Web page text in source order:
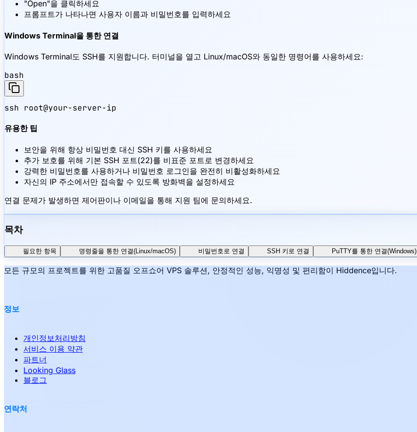
"Open"을 클릭하세요
프롬프트가 나타나면 사용자 이름과 비밀번호를 입력하세요
Windows Terminal을 통한 연결
Windows Terminal도 SSH를 지원합니다. 터미널을 열고 Linux/macOS와 동일한 명령어를 사용하세요:
bash
ssh root@your-server-ip
유용한 팁
보안을 위해 항상 비밀번호 대신 SSH 키를 사용하세요
추가 보호를 위해 기본 SSH 포트(22)를 비표준 포트로 변경하세요
강력한 비밀번호를 사용하거나 비밀번호 로그인을 완전히 비활성화하세요
자신의 IP 주소에서만 접속할 수 있도록 방화벽을 설정하세요
연결 문제가 발생하면 제어판이나 이메일을 통해 지원 팀에 문의하세요.
목차
필요한 항목 명령줄을 통한 연결(Linux/macOS) 비밀번호로 연결 SSH 키로 연결 PuTTY를 통한 연결(Windows)
모든 규모의 프로젝트를 위한 고품질 오프쇼어 VPS 솔루션, 안정적인 성능, 익명성 및 편리함이 Hiddence입니다.
정보
개인정보처리방침
서비스 이용 약관
파트너
Looking Glass
블로그
연락처